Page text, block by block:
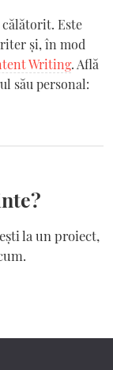
Este
şi, în mod
Writing. Află
său personal:
la un proiect,